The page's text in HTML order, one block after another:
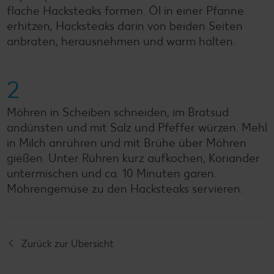
flache Hacksteaks formen. Öl in einer Pfanne
erhitzen, Hacksteaks darin von beiden Seiten
anbraten, herausnehmen und warm halten.
2
Möhren in Scheiben schneiden, im Bratsud
andünsten und mit Salz und Pfeffer würzen. Mehl
in Milch anrühren und mit Brühe über Möhren
gießen. Unter Rühren kurz aufkochen, Koriander
untermischen und ca. 10 Minuten garen.
Möhrengemüse zu den Hacksteaks servieren.
Zurück zur Übersicht